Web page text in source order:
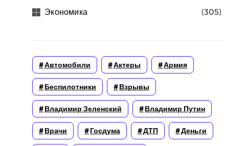
Экономика (305)
Автомобили Актеры Армия
Беспилотники Взрывы
Владимир Зеленский Владимир Путин
Врачи Госдума ДТП Деньги